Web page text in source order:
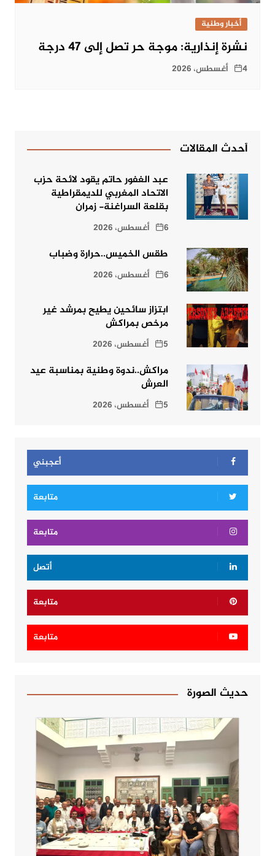
أخبار وطنية
نشرة إنذارية: موجة حر تصل إلى 47 درجة
4 أغسطس، 2026
أحدث المقالات
عبد الغفور حاتم يقود لائحة حزب
الاتحاد المغربي للديمقراطية
بقلعة السراغنة- زمران
6 أغسطس، 2026
طقس الخميس..حرارة وضباب
6 أغسطس، 2026
ابتزاز سائحين يطيح بمرشد غير
مرخص بمراكش
5 أغسطس، 2026
مراكش..ندوة وطنية بمناسبة عيد
العرش
5 أغسطس، 2026
أعجبني
متابعة
متابعة
أتصل
متابعة
متابعة
حديث الصورة